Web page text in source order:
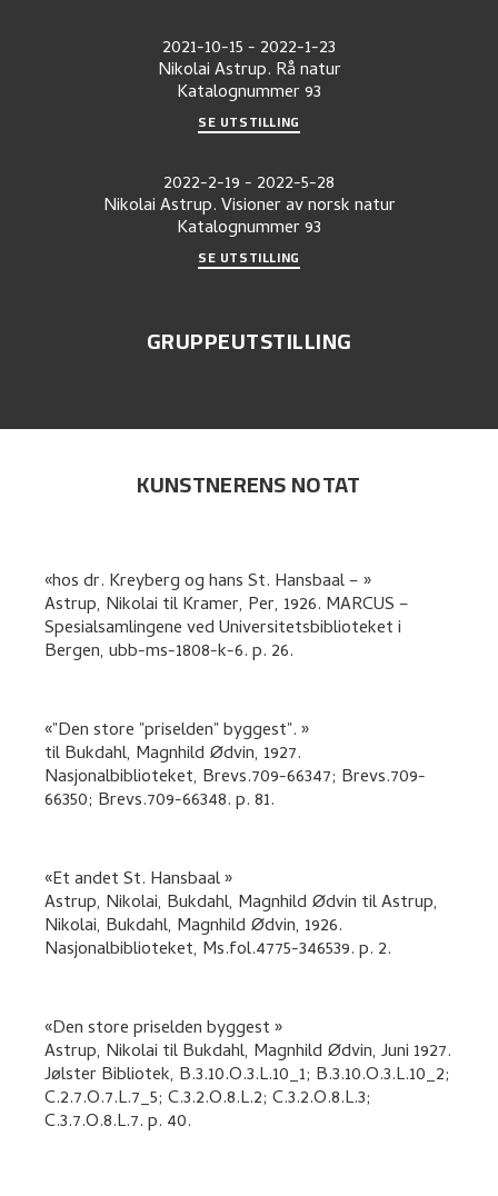
2021-10-15- 2022-1-23
Nikolai Astrup. Rå natur
Katalognummer93
SE UTSTILLING
2022-2-19- 2022-5-28
Nikolai Astrup. Visioner av norsk natur
Katalognummer93
SE UTSTILLING
GRUPPEUTSTILLING
KUNSTNERENS NOTAT
hos dr. Kreyberg og hans St. Hansbaal –
Astrup, Nikolai tilKramer, Per, 1926. MARCUS –
Spesialsamlingene ved Universitetsbiblioteket i
Bergen, ubb-ms-1808-k-6.p. 26.
"Den store "priselden" byggest".
tilBukdahl, Magnhild Ødvin, 1927.
Nasjonalbiblioteket, Brevs.709-66347; Brevs.709-
66350; Brevs.709-66348.p. 81.
Et andet St. Hansbaal
Astrup, Nikolai, Bukdahl, Magnhild Ødvin tilAstrup,
Nikolai, Bukdahl, Magnhild Ødvin, 1926.
Nasjonalbiblioteket, Ms.fol.4775-346539.p. 2.
Den store priselden byggest
Astrup, Nikolai tilBukdahl, Magnhild Ødvin, Juni 1927.
Jølster Bibliotek, B.3.10.O.3.L.10_1; B.3.10.O.3.L.10_2;
C.2.7.O.7.L.7_5; C.3.2.O.8.L.2; C.3.2.O.8.L.3;
C.3.7.O.8.L.7.p. 40.